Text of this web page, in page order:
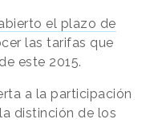
el plazo de
las tarifas que
este 2015.
a la participación
distinción de los